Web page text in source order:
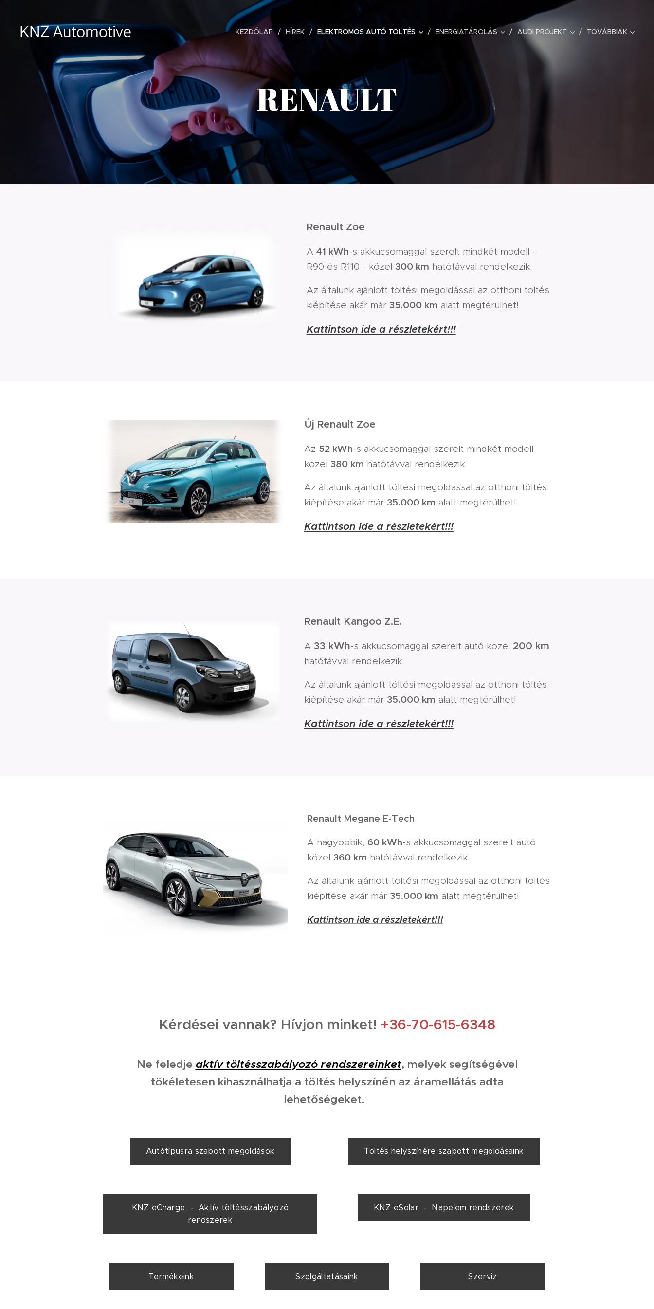
KNZ Automotive KEZDŐLAP HÍREK ELEKTROMOS AUTÓ TÖLTÉS ENERGIATÁROLÁS AUDI PROJEKT TOVÁBBIAK
RENAULT
Renault Zoe
A 41 kWh-s akkucsomaggal szerelt mindkét modell -
R90 és R110 - közel 300 km hatótávval rendelkezik.
Az általunk ajánlott töltési megoldással az otthoni töltés
kiépítése akár már 35.000 km alatt megtérülhet!
Kattintson ide a részletekért!!!
Új Renault Zoe
Az 52 kWh-s akkucsomaggal szerelt mindkét modell
közel 380 km hatótávval rendelkezik.
Az általunk ajánlott töltési megoldással az otthoni töltés
kiépítése akár már 35.000 km alatt megtérülhet!
Kattintson ide a részletekért!!!
Renault Kangoo Z.E.
A 33 kWh-s akkucsomaggal szerelt autó közel 200 km
hatótávval rendelkezik.
Az általunk ajánlott töltési megoldással az otthoni töltés
kiépítése akár már 35.000 km alatt megtérülhet!
Kattintson ide a részletekért!!!
Renault Megane E-Tech
A nagyobbik, 60kWh-s akkucsomaggal szerelt autó
közel 360 km hatótávval rendelkezik.
Az általunk ajánlott töltési megoldással az otthoni töltés
kiépítése akár már 35.000 km alatt megtérülhet!
Kattintson ide a részletekért!!!
Kérdései vannak? Hívjon minket! +36-70-615-6348
Ne feledje aktív töltésszabályozó rendszereinket, melyek segítségével
tökéletesen kihasználhatja a töltés helyszínén az áramellátás adta
lehetőségeket.
Autótípusra szabott megoldások Töltés helyszínére szabott megoldásaink
KNZ eCharge - Aktív töltésszabályozó
rendszerek
KNZ eSolar - Napelem rendszerek
Termékeink Szolgáltatásaink Szerviz